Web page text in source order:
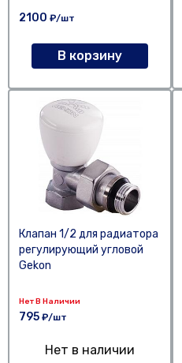
2100 ₽/шт
В корзину
Клапан 1/2 для радиатора
регулирующий угловой
Gekon
Нет В Наличии
795 ₽/шт
Нет в наличии